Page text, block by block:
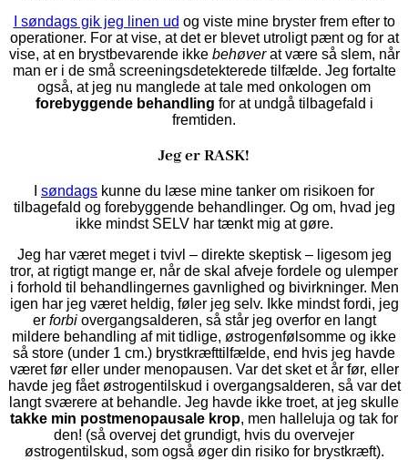
I søndags gik jeg linen ud og viste mine bryster frem efter to
operationer. For at vise, at det er blevet utroligt pænt og for at
vise, at en brystbevarende ikke behøverat være så slem, når
man er i de små screeningsdetekterede tilfælde. Jeg fortalte
også, at jeg nu manglede at tale med onkologen om
forebyggende behandling for at undgå tilbagefald i
fremtiden.
Jeg er RASK!
søndags kunne du læse mine tanker om risikoen for
tilbagefald og forebyggende behandlinger. Og om, hvad jeg
ikke mindst SELV har tænkt mig at gøre.
Jeg har været meget i tvivl – direkte skeptisk – ligesom jeg
tror, at rigtigt mange er, når de skal afveje fordele og ulemper
i forhold til behandlingernes gavnlighed og bivirkninger. Men
igen har jeg været heldig, føler jeg selv. Ikke mindst fordi, jeg
er forbiovergangsalderen, så står jeg overfor en langt
mildere behandling af mit tidlige, østrogenfølsomme og ikke
så store (under 1 cm.) brystkræfttilfælde, end hvis jeg havde
været før eller under menopausen. Var det sket et år før, eller
havde jeg fået østrogentilskud i overgangsalderen, så var det
langt sværere at behandle. Jeg havde ikke troet, at jeg skulle
takke min postmenopausale krop, men halleluja og tak for
den! (så overvej det grundigt, hvis du overvejer
østrogentilskud, som også øger din risiko for brystkræft).